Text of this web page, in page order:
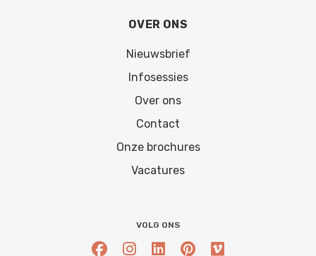
OVER ONS
Nieuwsbrief
Infosessies
Over ons
Contact
Onze brochures
Vacatures
VOLG ONS